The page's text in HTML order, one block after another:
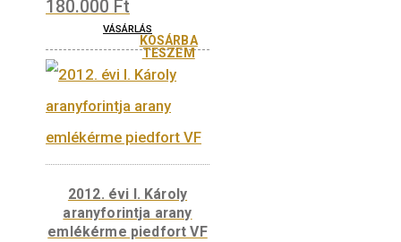
2014. évi Mária (1382-
1395) aranyforintja